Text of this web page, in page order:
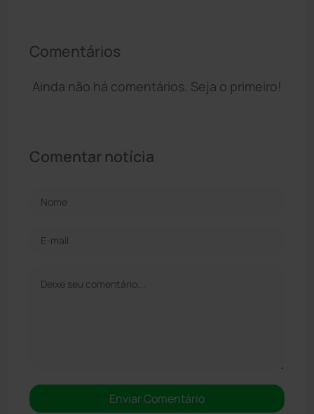
Comentários
Ainda não há comentários. Seja o primeiro!
Comentar notícia